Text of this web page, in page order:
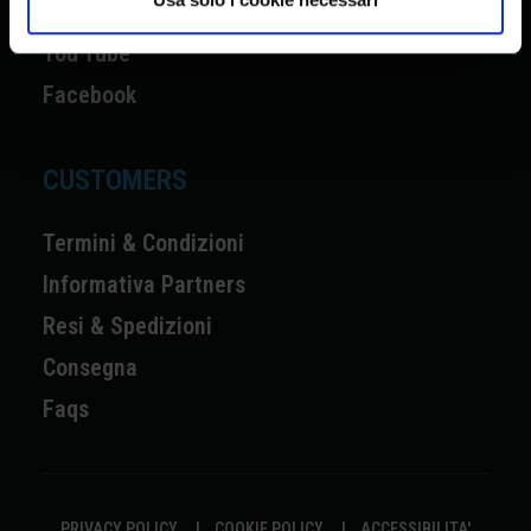
You Tube
Facebook
CUSTOMERS
Termini & Condizioni
Informativa Partners
Resi & Spedizioni
Consegna
Faqs